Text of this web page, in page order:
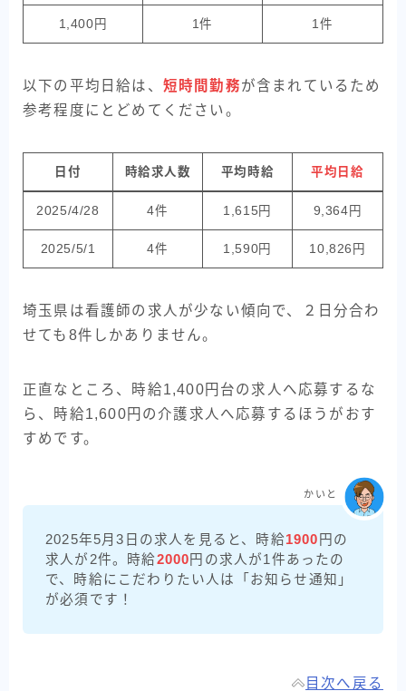
1,400円 1件 1件
以下の平均日給は、 短時間勤務が含まれているため
参考程度にとどめてください。
日付 時給求人数 平均時給 平均日給
2025/4/28 4件 1,615円 9,364円
2025/5/1 4件 1,590円 10,826円
埼玉県は看護師の求人が少ない傾向で、２日分合わ
せても8件しかありません。
正直なところ、時給1,400円台の求人へ応募するな
ら、時給1,600円の介護求人へ応募するほうがおす
すめです。
2025年5月3日の求人を見ると、時給1900 円の
求人が2件。時給2000円の求人が1件あったの
で、時給にこだわりたい人は「お知らせ通知」
が必須です！
かいと
目次へ戻る